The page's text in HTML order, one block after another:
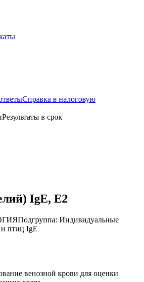
Справка в налоговую
Результаты в срок
IgE, E2
Подгруппа: Индивидуальные
птиц IgE
венозной крови для оценки